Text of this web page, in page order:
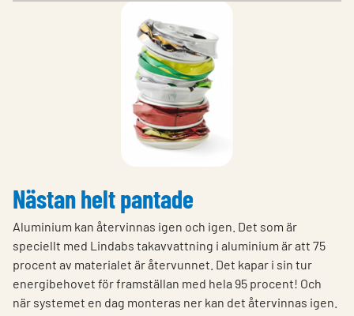
Nästan helt pantade
Aluminium kan återvinnas igen och igen. Det som är
speciellt med Lindabs takavvattning i aluminium är att 75
procent av materialet är återvunnet. Det kapar i sin tur
energibehovet för framställan med hela 95 procent! Och
när systemet en dag monteras ner kan det återvinnas igen.